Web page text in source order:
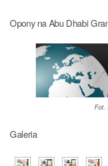
Opony na Abu Dhabi
Fot.
Galeria